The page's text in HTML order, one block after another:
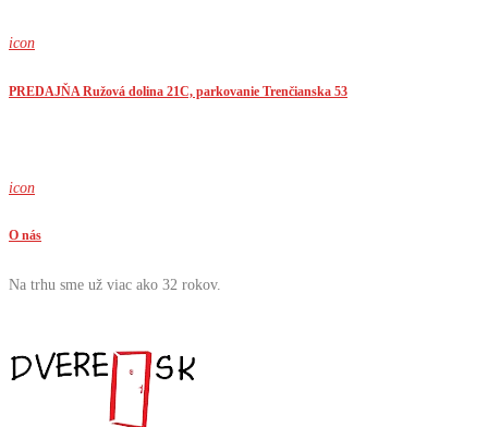
icon
PREDAJŇA Ružová dolina 21C, parkovanie Trenčianska 53
icon
O nás
Na trhu sme už viac ako 32 rokov.